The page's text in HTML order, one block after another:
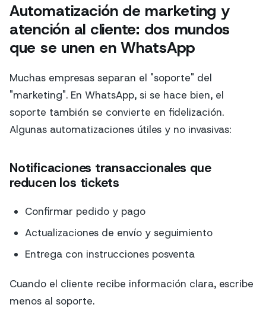
Automatización de marketing y
atención al cliente: dos mundos
que se unen en WhatsApp
Muchas empresas separan el "soporte" del
"marketing". En WhatsApp, si se hace bien, el
soporte también se convierte en fidelización.
Algunas automatizaciones útiles y no invasivas:
Notificaciones transaccionales que
reducen los tickets
Confirmar pedido y pago
Actualizaciones de envío y seguimiento
Entrega con instrucciones posventa
Cuando el cliente recibe información clara, escribe
menos al soporte.